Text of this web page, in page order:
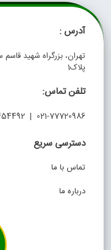
آدرس :
تهران، بزرگراه شهید
پلاک1
تلفن تماس:
021-77720986 | 021-22454492
دسترسی سریع
تماس با ما
درباره ما